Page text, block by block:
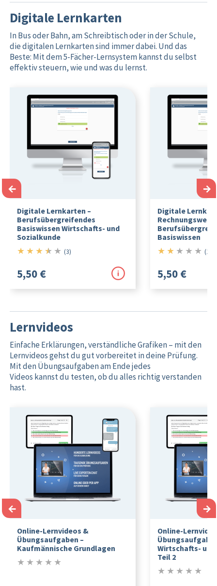
Digitale Lernkarten
In Bus oder Bahn, am Schreibtisch oder in der Schule,
die digitalen Lernkarten sind immer dabei. Und das
Beste: Mit dem 5-Fächer-Lernsystem kannst du selbst
effektiv steuern, wie und was du lernst.
Digitale Lernkarten –
Berufsübergreifendes
Basiswissen Wirtschafts- und
Sozialkunde
★ ★ ★ ★ ★ 3.5/5
(3)
5,50 €
Digitale
Basiswissen
★ ★ ★ ★ ★ 2/5
(1)
5,50 €
← →
Lernvideos
Einfache Erklärungen, verständliche Grafiken – mit den
Lernvideos gehst du gut vorbereitet in deine Prüfung.
Mit den Übungsaufgaben am Ende jedes
Videos kannst du testen, ob du alles richtig verstanden
hast.
Online-Lernvideos &
Übungsaufgaben –
Kaufmännische Grundlagen
★ ★ ★ ★ ★
Online-
Wirtschafts-
Teil 2
★ ★ ★ ★ ★
← →